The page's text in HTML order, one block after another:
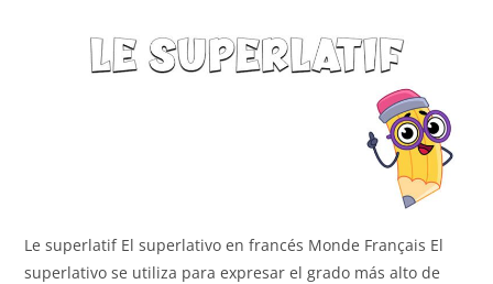
Le superlatif El superlativo en francés Monde Français El
superlativo se utiliza para expresar el grado más alto de